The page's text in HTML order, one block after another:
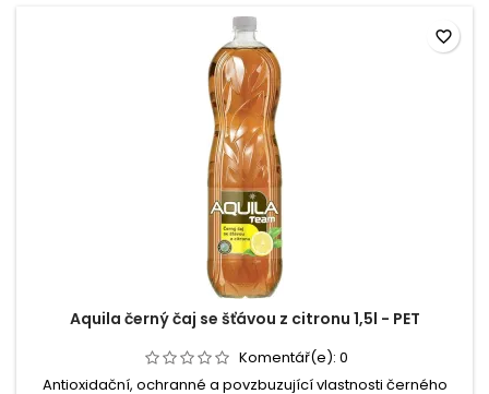
broskve
1,5l
-
PET
Aquila černý čaj se šťávou z citronu 1,5l - PET
Komentář(e): 0
Antioxidační, ochranné a povzbuzující vlastnosti černého
favorite_border